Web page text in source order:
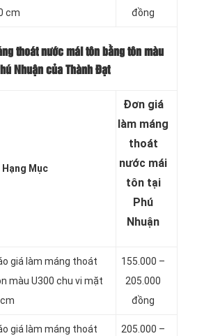
cm
đồng
thoát nước mái tôn bằng tôn màu
Nhuận của Thành Đạt
Hạng Mục
Đơn giá
làm máng
thoát
nước mái
tôn tại
Phú
Nhuận
giá làm máng thoát
màu U300 chu vi mặt
155.000 –
205.000
đồng
giá làm máng thoát
205.000 –